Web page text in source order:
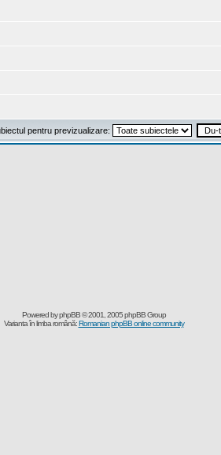
pentru previzualizare:
Powered byphpBB© 2001, 2005 phpBB Group
Varianta în limba română:Romanian phpBB online community